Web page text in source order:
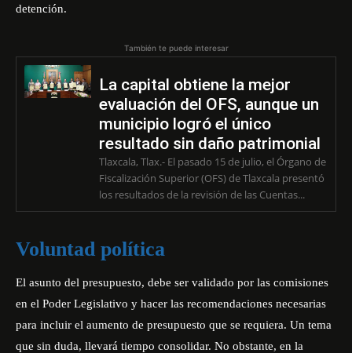
detención.
También te puede interesar
La capital obtiene la mejor
evaluación del OFS, aunque un
municipio logró el único
resultado sin daño patrimonial
Tlaxcala, Tlax.- El pasado 15 de julio, el Órgano de
Fiscalización Superior (OFS) de Tlaxcala presentó
los resultados de la revisión de las Cuentas...
Voluntad política
El asunto del presupuesto, debe ser validado por las comisiones
en el Poder Legislativo y hacer las recomendaciones necesarias
para incluir el aumento de presupuesto que se requiera. Un tema
que sin duda, llevará tiempo consolidar. No obstante, en la